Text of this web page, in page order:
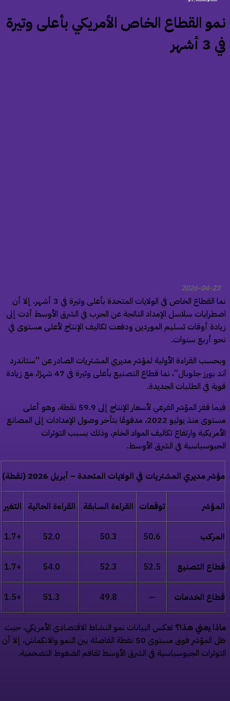
القطاع الخاص الأمريكي بأعلى وتيرة
2026-04-23
نما القطاع الخاص في الولايات المتحدة بأعلى وتيرة في 3 أشهر، إلا أن
سلاسل الإمداد الناتجة عن الحرب في الشرق الأوسط أدت إلى
أوقات تسليم الموردين ودفعت تكاليف الإنتاج لأعلى مستوى في
أربع سنوات.
القراءة الأولية لمؤشر مديري المشتريات الصادر عن “ستاندرد
آند بورز جلوبال”، نما قطاع التصنيع بأعلى وتيرة في 47 شهرًا، مع زيادة
في الطلبات الجديدة.
فيما قفز المؤشر الفرعي لأسعار الإنتاج إلى 59.9 نقطة، وهو أعلى
مستوى منذ يوليو 2022، مدفوعًا بتأخر وصول الإمدادات إلى المصانع
وارتفاع تكاليف المواد الخام، وذلك بسبب التوترات
في الشرق الأوسط.
مديري المشتريات في الولايات المتحدة – أبريل 2026 (نقطة)
توقعات القراءة السابقة القراءة الحالية التغير
50.6
50.3
52.0
التصنيع 52.5
52.3
54.0
الخدمات 49.8
51.3
يعني هذا؟تعكس البيانات نمو النشاط الاقتصادي الأمريكي، حيث
ظل المؤشر فوق مستوى 50 نقطة الفاصلة بين النمو والانكماش، إلا أن
الجيوسياسية في الشرق الأوسط تفاقم الضغوط التضخمية.